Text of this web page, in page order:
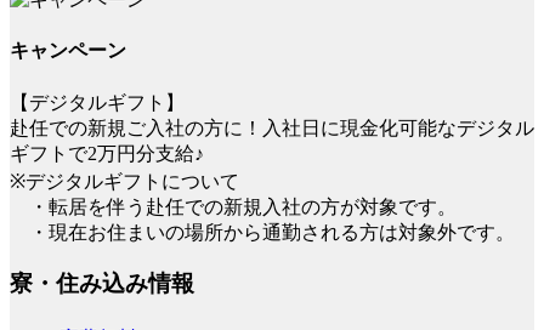
キャンペーン
【デジタルギフト】
赴任での新規ご入社の方に！入社日に現金化可能なデジタル
ギフトで2万円分支給♪
※デジタルギフトについて
・転居を伴う赴任での新規入社の方が対象です。
・現在お住まいの場所から通勤される方は対象外です。
寮・住み込み情報